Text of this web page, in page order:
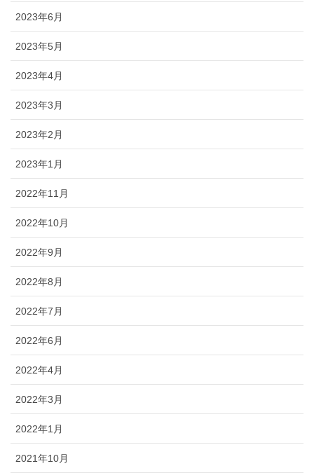
2023年6月
2023年5月
2023年4月
2023年3月
2023年2月
2023年1月
2022年11月
2022年10月
2022年9月
2022年8月
2022年7月
2022年6月
2022年4月
2022年3月
2022年1月
2021年10月